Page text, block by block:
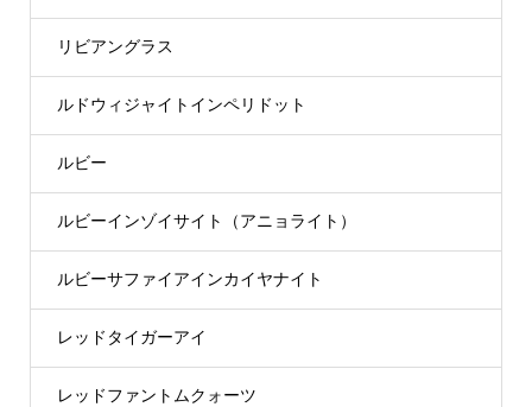
リビアングラス
ルドウィジャイトインペリドット
ルビー
ルビーインゾイサイト（アニョライト）
ルビーサファイアインカイヤナイト
レッドタイガーアイ
レッドファントムクォーツ